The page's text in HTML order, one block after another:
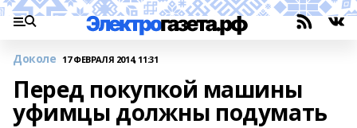
Доколе 17 ФЕВРАЛЯ 2014, 11:31
Перед покупкой машины
уфимцы должны подумать